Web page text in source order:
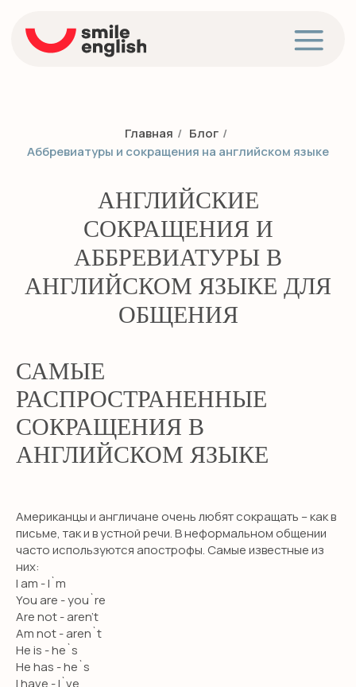
Главная / Блог /
Аббревиатуры и сокращения на английском языке
АНГЛИЙСКИЕ
СОКРАЩЕНИЯ И
АББРЕВИАТУРЫ В
АНГЛИЙСКОМ ЯЗЫКЕ ДЛЯ
ОБЩЕНИЯ
САМЫЕ
РАСПРОСТРАНЕННЫЕ
СОКРАЩЕНИЯ В
АНГЛИЙСКОМ ЯЗЫКЕ
Американцы и англичане очень любят сокращать – как в
письме, так и в устной речи. В неформальном общении
часто используются апострофы. Самые известные из
них:
I am - I`m
You are - you`re
Are not - aren’t
Am not - aren`t
He is - he`s
He has - he`s
I have - I`ve